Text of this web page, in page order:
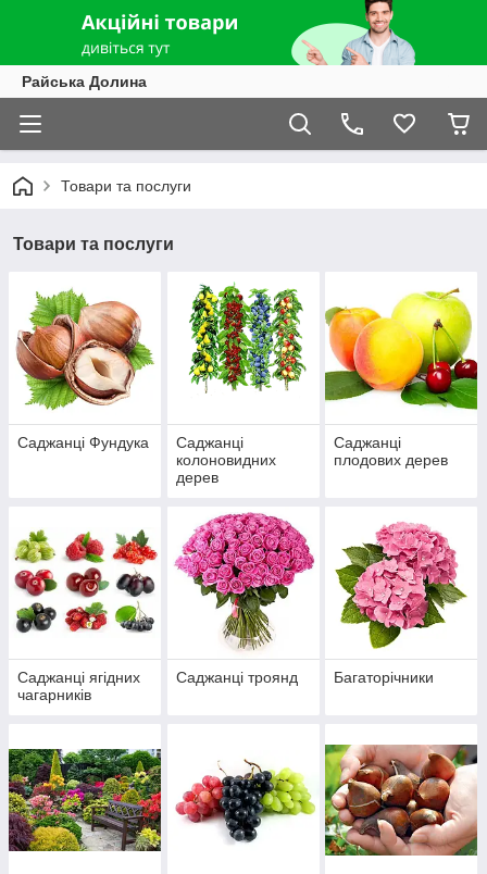
Райська Долина
Товари та послуги
Товари та послуги
Саджанці Фундука
Саджанці
колоновидних
дерев
Саджанці
плодових дерев
Саджанці ягідних
чагарників
Саджанці троянд Багаторічники